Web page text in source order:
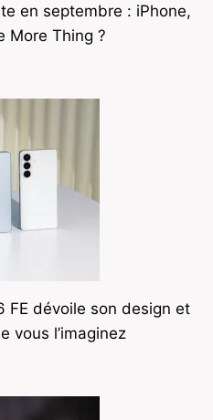
en septembre : iPhone,
More Thing ?
FE dévoile son design et
vous l’imaginez